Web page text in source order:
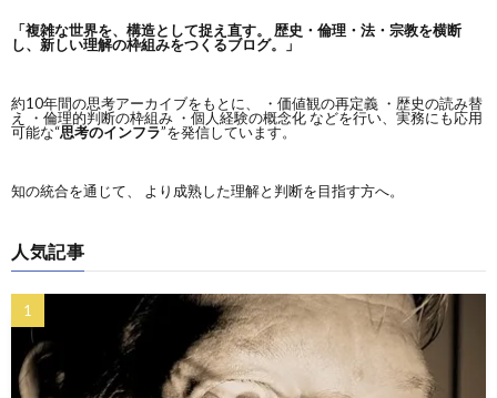
「複雑な世界を、構造として捉え直す。
歴史・倫理・法・宗教を横断
し、新しい理解の枠組みをつくるブログ。」
約10年間の思考アーカイブをもとに、 ・価値観の再定義 ・歴史の読み替
え ・倫理的判断の枠組み ・個人経験の概念化 などを行い、実務にも応用
可能な“思考のインフラ”を発信しています。
知の統合を通じて、 より成熟した理解と判断を目指す方へ。
人気記事